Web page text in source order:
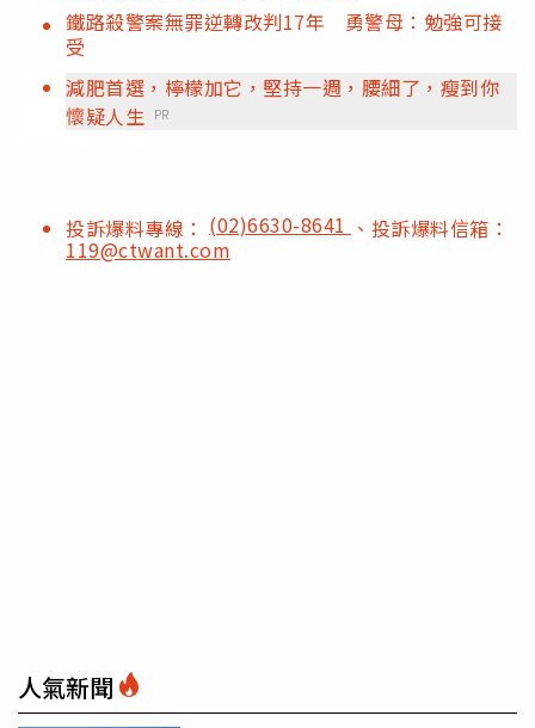
鐵路殺警案無罪逆轉改判17年 勇警母：勉強可接
受
減肥首選，檸檬加它，堅持一週，腰細了，瘦到你
懷疑人生 PR
投訴爆料專線： (02)6630-8641 、投訴爆料信箱：
119@ctwant.com
人氣新聞